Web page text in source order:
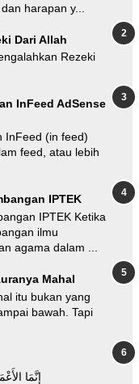
harapan y...
Dari Allah
Rezeki
InFeed AdSense
InFeed (in feed)
feed, atau lebih
IPTEK
IPTEK Ketika
ilmu
agama dalam ...
Mahal
itu bukan yang
bawah. Tapi
إِنَّمَا